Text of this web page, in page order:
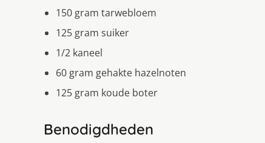
150 gram tarwebloem
125 gram suiker
1/2 kaneel
60 gram gehakte hazelnoten
125 gram koude boter
Benodigdheden